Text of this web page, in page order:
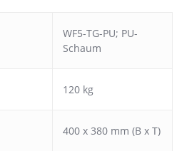
WF5-TG-PU; PU-
Schaum
120 kg
400 x 380 mm (B x T)